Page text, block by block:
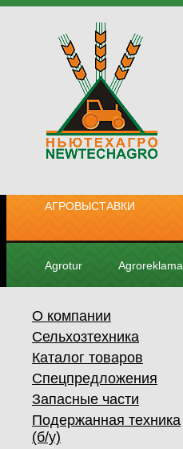
АГРОВЫСТАВКИ
Agrotur Agroreklama
О компании
Сельхозтехника
Каталог товаров
Спецпредложения
Запасные части
Подержанная техника
(б/у)